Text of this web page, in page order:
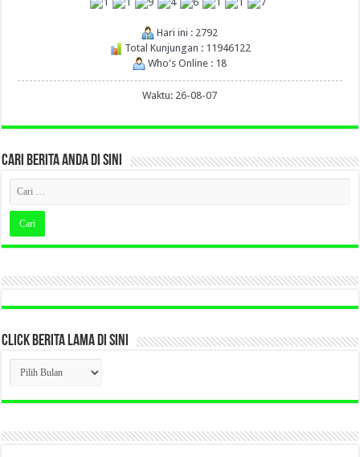
Hari ini : 2792
Total Kunjungan : 11946122
Who's Online : 18
Waktu: 26-08-07
CARI BERITA ANDA DI SINI
CLICK BERITA LAMA DI SINI
CLICK
BERITA
LAMA
DI